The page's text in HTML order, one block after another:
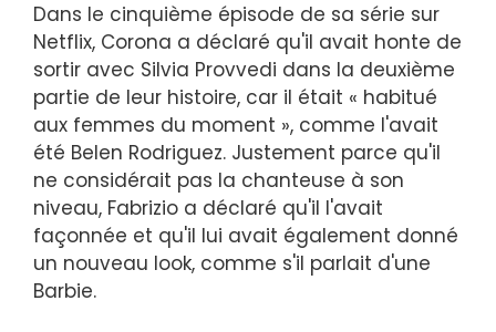
Dans le cinquième épisode de sa série sur
Netflix, Corona a déclaré qu'il avait honte de
sortir avec Silvia Provvedi dans la deuxième
partie de leur histoire, car il était « habitué
aux femmes du moment », comme l'avait
été Belen Rodriguez. Justement parce qu'il
ne considérait pas la chanteuse à son
niveau, Fabrizio a déclaré qu'il l'avait
façonnée et qu'il lui avait également donné
un nouveau look, comme s'il parlait d'une
Barbie.